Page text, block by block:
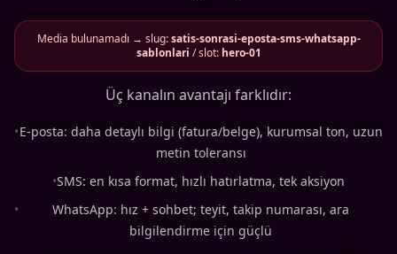
Media bulunamadı → slug:satis-sonrasi-eposta-sms-whatsapp-
sablonlari / slot: hero-01
Üç kanalın avantajı farklıdır:
•E-posta: daha detaylı bilgi (fatura/belge), kurumsal ton, uzun
metin toleransı
•SMS: en kısa format, hızlı hatırlatma, tek aksiyon
•
WhatsApp: hız + sohbet; teyit, takip numarası, ara
bilgilendirme için güçlü